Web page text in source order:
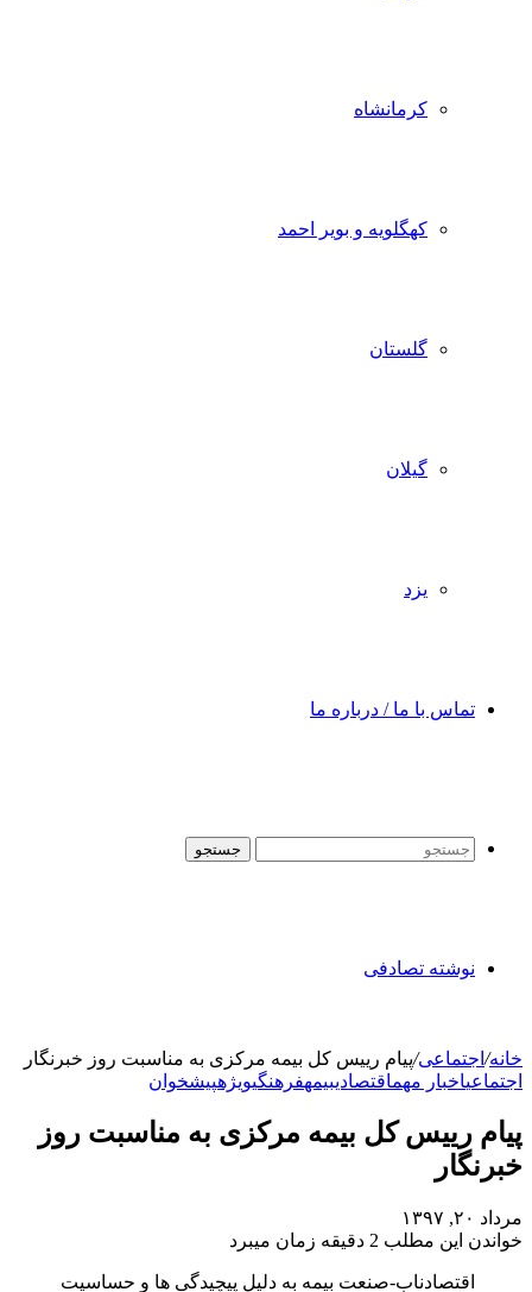
کرمانشاه
کهگلویه و بویر احمد
گلستان
گیلان
یزد
تماس با ما / درباره ما
جستجو
نوشته تصادفی
خانه/ اجتماعی/پیام رییس کل بیمه مرکزی به مناسبت روز خبرنگار
اجتماعیاخبار مهماقتصادیبیمهفرهنگیویژهپیشخوان
پیام رییس کل بیمه مرکزی به مناسبت روز
خبرنگار
مرداد ۲۰, ۱۳۹۷
خواندن این مطلب 2 دقیقه زمان میبرد
اقتصادناب-صنعت بیمه به دلیل پیچیدگی ها و حساسیت